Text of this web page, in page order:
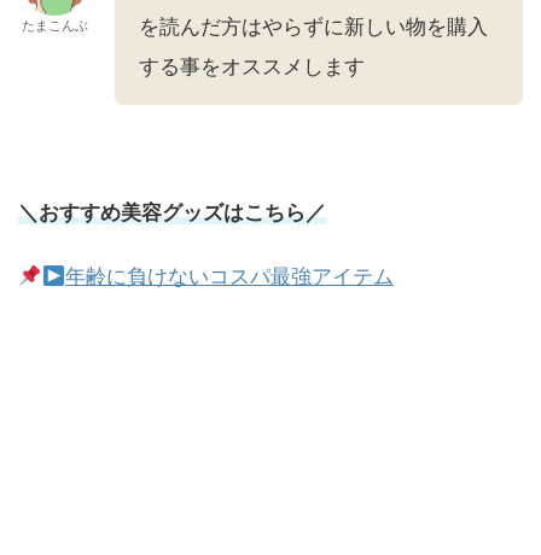
たまこんぶ
を読んだ方はやらずに新しい物を購入
する事をオススメします
＼おすすめ美容グッズはこちら／
年齢に負けないコスパ最強アイテム